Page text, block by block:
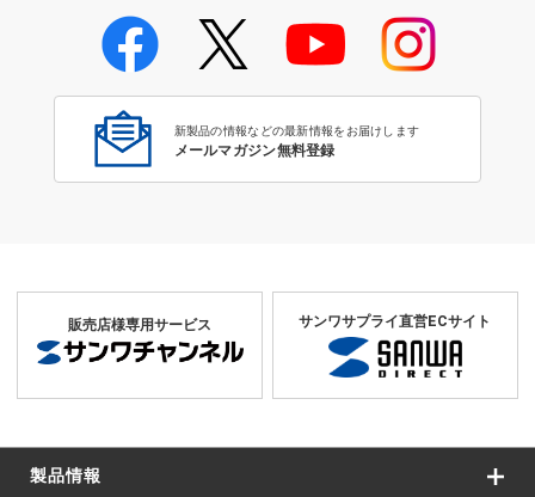
新製品の情報などの最新情報をお届けします
メールマガジン無料登録
販売店様専用サービス サンワサプライ直営ECサイト
製品情報